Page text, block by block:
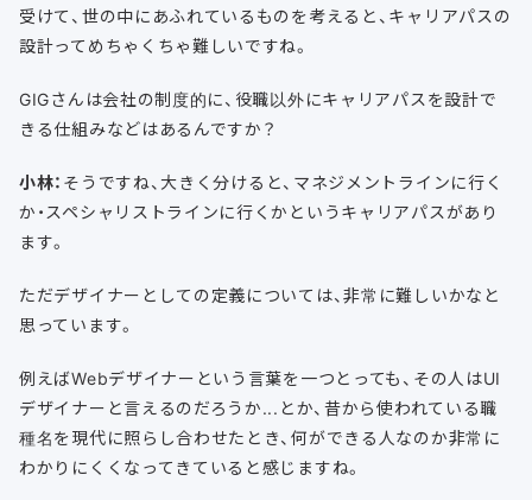
受けて、世の中にあふれているものを考えると、キャリアパスの
設計ってめちゃくちゃ難しいですね。
GIGさんは会社の制度的に、役職以外にキャリアパスを設計で
きる仕組みなどはあるんですか？
小林： そうですね、大きく分けると、マネジメントラインに行く
か・スペシャリストラインに行くかというキャリアパスがあり
ます。
ただデザイナーとしての定義については、非常に難しいかなと
思っています。
例えばWebデザイナーという言葉を一つとっても、その人はUI
デザイナーと言えるのだろうか...とか、昔から使われている職
種名を現代に照らし合わせたとき、何ができる人なのか非常に
わかりにくくなってきていると感じますね。